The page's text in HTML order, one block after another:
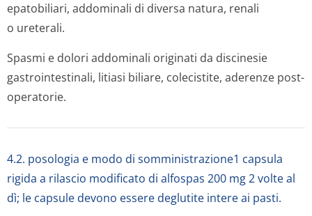
epatobiliari, addominali di diversa natura, renali
o ureterali.
Spasmi e dolori addominali originati da discinesie
gastrointestinali, litiasi biliare, colecistite, aderenze post-
operatorie.
4.2. posologia e modo di somministrazione1 capsula
rigida a rilascio modificato di alfospas 200 mg 2 volte al
dì; le capsule devono essere deglutite intere ai pasti.